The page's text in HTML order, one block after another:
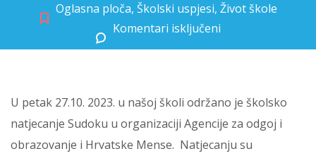
Oglasna ploča, Školski uspjesi, Život škole
Komentari isključeni
U petak 27.10. 2023. u našoj školi održano je školsko
natjecanje Sudoku u organizaciji Agencije za odgoj i
obrazovanje i Hrvatske Mense. Natjecanju su